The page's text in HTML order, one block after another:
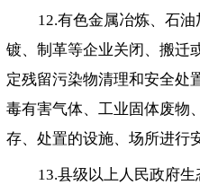
12.有色金属冶炼、石
镀、制革等企业关闭、搬迁
定残留污染物清理和安全处
毒有害气体、工业固体废物
存、处置的设施、场所进行
13.县级以上人民政府